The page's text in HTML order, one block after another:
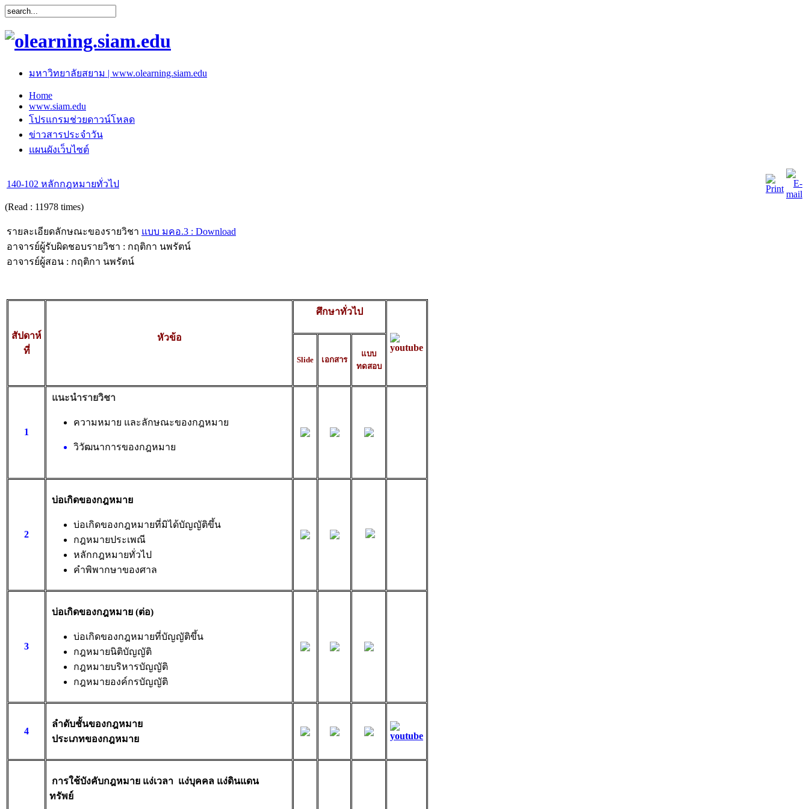
มหาวิทยาลัยสยาม | www.olearning.siam.edu
Home
www.siam.edu
โปรแกรมช่วยดาวน์โหลด
ข่าวสารประจำวัน
แผนผังเว็บไซต์
140-102 หลักกฎหมายทั่วไป
(Read : 11978 times)
รายละเอียดลักษณะของรายวิชา แบบ มคอ.3 : Download
อาจารย์ผู้รับผิดชอบรายวิชา : กฤติกา นพรัตน์
อาจารย์ผู้สอน : กฤติกา นพรัตน์
สัปดาห์
ที่
หัวข้อ
ศึกษาทั่วไป
Slide เอกสาร
แบบ
ทดสอบ
1
แนะนํารายวิชา
ความหมาย และลักษณะของกฎหมาย
วิวัฒนาการของกฎหมาย
2
บ่อเกิดของกฎหมาย
บ่อเกิดของกฎหมายที่มิได้บัญญัติขึ้น
กฎหมายประเพณี
หลักกฎหมายทั่วไป
คําพิพากษาของศาล
3
บ่อเกิดของกฎหมาย (ต่อ)
บ่อเกิดของกฎหมายที่บัญญัติขึ้น
กฎหมายนิติบัญญัติ
กฎหมายบริหารบัญญัติ
กฎหมายองค์กรบัญญัติ
4
ลําดับชั้นของกฎหมาย
ประเภทของกฎหมาย
การใช้บังคับกฎหมาย แง่เวลา แง่บุคคล แง่ดินแดน
ทรัพย์